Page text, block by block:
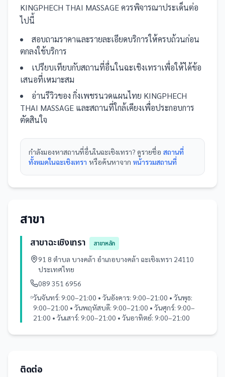
KINGPHECH THAI MASSAGEควรพิจารณาประเด็นต่อ
ไปนี้
สอบถามราคาและรายละเอียดบริการให้ครบถ้วนก่อน
ตกลงใช้บริการ
เปรียบเทียบกับสถานที่อื่นในฉะเชิงเทราเพื่อให้ได้ข้อ
เสนอที่เหมาะสม
อ่านรีวิวของ กิ่งเพชรนวดแผนไทย KINGPHECH
THAI MASSAGE และสถานที่ใกล้เคียงเพื่อประกอบการ
ตัดสินใจ
กำลังมองหาสถานที่อื่นในฉะเชิงเทรา? ดูรายชื่อ สถานที่
ทั้งหมดในฉะเชิงเทรา หรือค้นหาจาก หน้ารวมสถานที่
สาขา
สาขาฉะเชิงเทรา
สาขาหลัก
91 8 ตำบล บางคล้า อำเภอบางคล้า ฉะเชิงเทรา 24110
ประเทศไทย
089 351 6956
วันจันทร์: 9:00–21:00 • วันอังคาร: 9:00–21:00 • วันพุธ:
9:00–21:00 • วันพฤหัสบดี: 9:00–21:00 • วันศุกร์: 9:00–
21:00 • วันเสาร์: 9:00–21:00 • วันอาทิตย์: 9:00–21:00
ติดต่อ